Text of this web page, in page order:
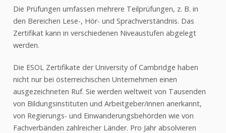
Kantine
Kontakt
Lernbegleitung
Bildungsberatung
Psychologische
Beratung
Die Prüfungen umfassen mehrere Teilprüfungen, z. B. in
den Bereichen Lese-, Hör- und Sprachverständnis. Das
Zertifikat kann in verschiedenen Niveaustufen abgelegt
werden.
Die ESOL Zertifikate der University of Cambridge haben
nicht nur bei österreichischen Unternehmen einen
ausgezeichneten Ruf. Sie werden weltweit von Tausenden
von Bildungsinstituten und Arbeitgeber/innen anerkannt,
von Regierungs- und Einwanderungsbehörden wie von
Fachverbänden zahlreicher Länder. Pro Jahr absolvieren